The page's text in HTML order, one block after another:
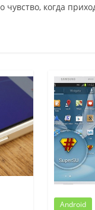
чувство, когда
Android